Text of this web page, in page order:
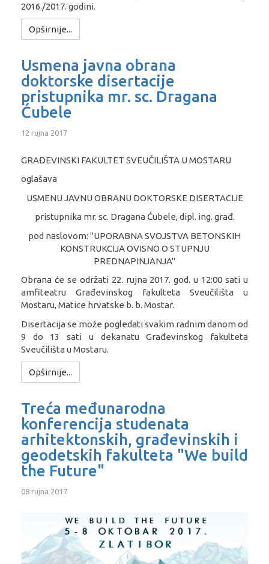
2016./2017. godini.
Opširnije...
Usmena javna obrana
doktorske disertacije
pristupnika mr. sc. Dragana
Ćubele
12 rujna 2017
GRAĐEVINSKI FAKULTET SVEUČILIŠTA U MOSTARU
oglašava
USMENU JAVNU OBRANU DOKTORSKE DISERTACIJE
pristupnika mr. sc. Dragana Ćubele, dipl. ing. građ.
pod naslovom: ''UPORABNA SVOJSTVA BETONSKIH
KONSTRUKCIJA OVISNO O STUPNJU
PREDNAPINJANJA''
Obrana će se održati 22. rujna 2017. god. u 12:00 sati u
amfiteatru Građevinskog fakulteta Sveučilišta u
Mostaru, Matice hrvatske b. b. Mostar.
Disertacija se može pogledati svakim radnim danom od
9 do 13 sati u dekanatu Građevinskog fakulteta
Sveučilišta u Mostaru.
Opširnije...
Treća međunarodna
konferencija studenata
arhitektonskih, građevinskih i
geodetskih fakulteta "We build
the Future"
08 rujna 2017